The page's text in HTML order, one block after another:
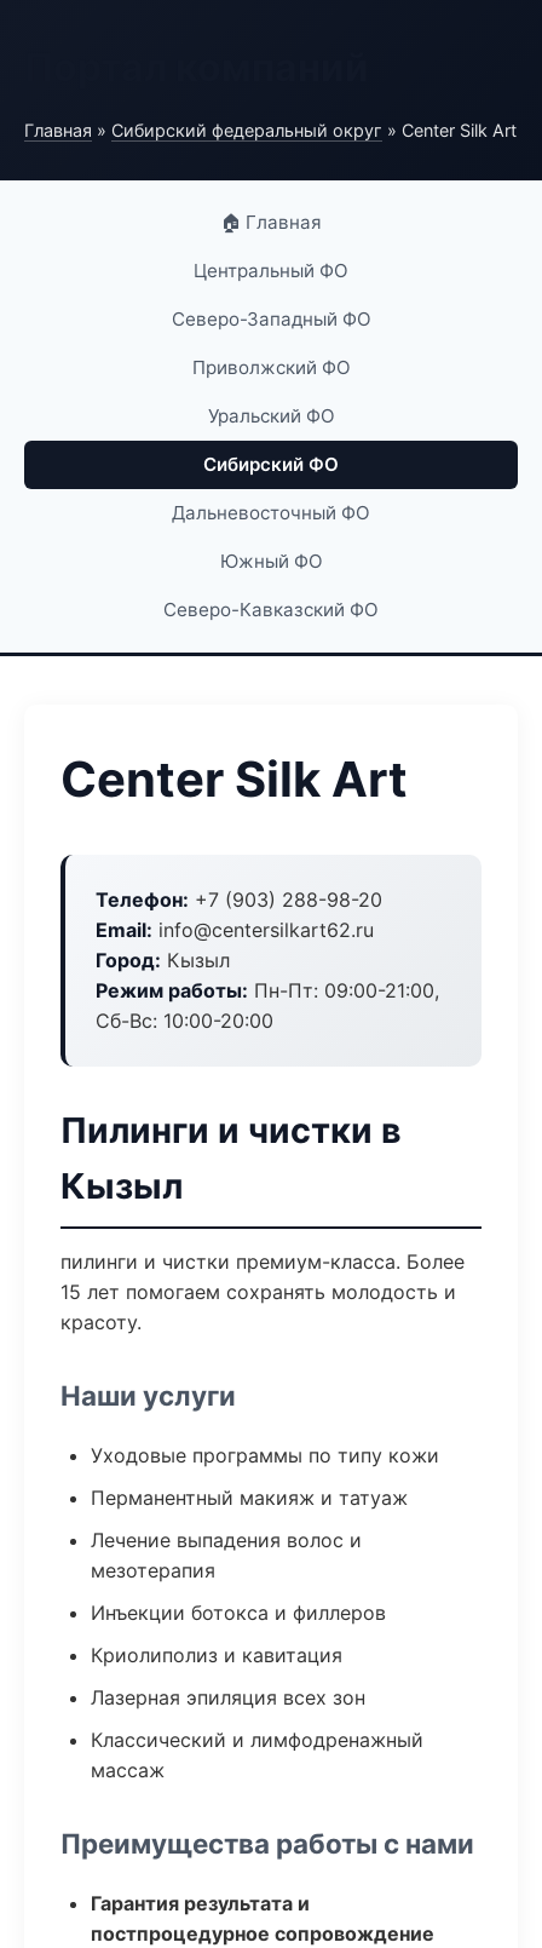
Главная » Сибирский федеральный округ » Center Silk Art
🏠 Главная
Центральный ФО
Северо-Западный ФО
Приволжский ФО
Уральский ФО
Сибирский ФО
Дальневосточный ФО
Южный ФО
Северо-Кавказский ФО
Center Silk Art
Телефон: +7 (903) 288-98-20
Email: info@centersilkart62.ru
Город: Кызыл
Режим работы: Пн-Пт: 09:00-21:00,
Сб-Вс: 10:00-20:00
Пилинги и чистки в
Кызыл
пилинги и чистки премиум-класса. Более
15 лет помогаем сохранять молодость и
красоту.
Наши услуги
Уходовые программы по типу кожи
Перманентный макияж и татуаж
Лечение выпадения волос и
мезотерапия
Инъекции ботокса и филлеров
Криолиполиз и кавитация
Лазерная эпиляция всех зон
Классический и лимфодренажный
массаж
Преимущества работы с нами
Гарантия результата и
постпроцедурное сопровождение